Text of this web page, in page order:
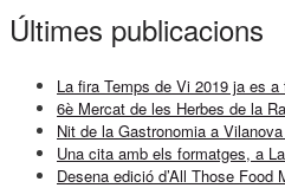
Últimes publicacions
La fira Temps de Vi 2019 ja es a
6è Mercat de les Herbes de la
Nit de la Gastronomia a
Una cita amb els formatges, a
Desena edició d’All Those Food